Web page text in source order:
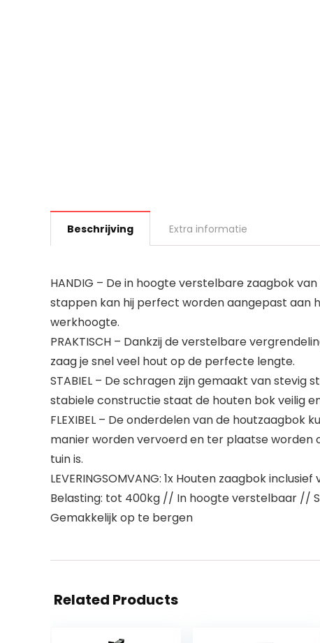
Beschrijving Extra informatie
HANDIG – De in hoogte verstelbare zaagbok
stappen kan hij perfect worden aangepast aan
werkhoogte.
PRAKTISCH – Dankzij de verstelbare
zaag je snel veel hout op de perfecte lengte.
STABIEL – De schragen zijn gemaakt van
stabiele constructie staat de houten bok veilig
FLEXIBEL – De onderdelen van de
manier worden vervoerd en ter plaatse worden
tuin is.
LEVERINGSOMVANG: 1x Houten zaagbok
Belasting: tot 400kg // In hoogte verstelbaar
Gemakkelijk op te bergen
Related Products